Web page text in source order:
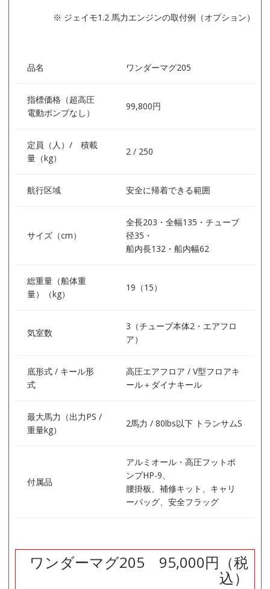
※ ジェイモ1.2 馬力エンジンの取付例（オプション）
品名 ワンダーマグ205
指標価格（超高圧
電動ポンプなし）
99,800円
定員（人）/ 積載
量（kg）
2 / 250
航行区域 安全に帰着できる範囲
サイズ（cm）
全長203・全幅135・チューブ
径35・
船内長132・船内幅62
総重量（船体重
量）（kg）
19（15）
気室数
3（チューブ本体2・エアフロ
ア）
底形式 / キール形
式
高圧エアフロア / V型フロアキ
ール＋ダイナキール
最大馬力（出力PS /
重量kg）
2馬力 / 80lbs以下 トランサムS
付属品
アルミオール・高圧フットポ
ンプHP-9、
腰掛板、補修キット、キャリ
ーバッグ、安全フラッグ
ワンダーマグ205 95,000円（税
込）